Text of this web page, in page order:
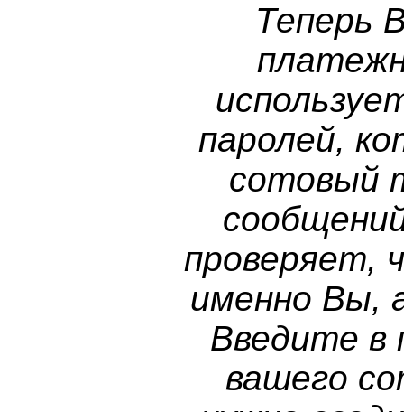
Теперь
паролей,
сотовый
проверяет,
именно Вы,
Введите в
вашего